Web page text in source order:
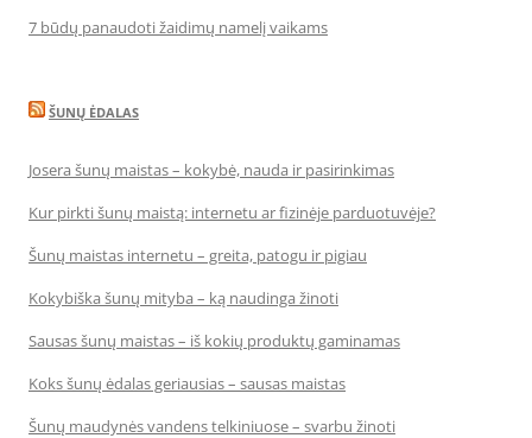
7 būdų panaudoti žaidimų namelį vaikams
ŠUNŲ ĖDALAS
Josera šunų maistas – kokybė, nauda ir pasirinkimas
Kur pirkti šunų maistą: internetu ar fizinėje parduotuvėje?
Šunų maistas internetu – greita, patogu ir pigiau
Kokybiška šunų mityba – ką naudinga žinoti
Sausas šunų maistas – iš kokių produktų gaminamas
Koks šunų ėdalas geriausias – sausas maistas
Šunų maudynės vandens telkiniuose – svarbu žinoti